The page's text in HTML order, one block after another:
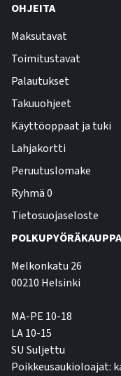
OHJEITA
Maksutavat
Toimitustavat
Palautukset
Takuuohjeet
Käyttöoppaat ja tuki
Lahjakortti
Peruutuslomake
Ryhmä 0
Tietosuojaseloste
POLKUPYÖRÄKAUPPA
Melkonkatu 26
00210 Helsinki
MA-PE 10-18
LA 10-15
SU Suljettu
Poikkeusaukioloajat: